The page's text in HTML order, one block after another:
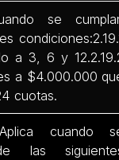
se
a 3, 6 y
a $4.000.000
cuotas.
cuando
las